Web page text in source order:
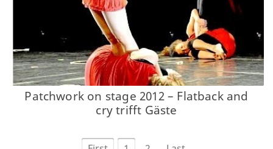
Patchwork on stage 2012 – Flatback and
cry trifft Gäste